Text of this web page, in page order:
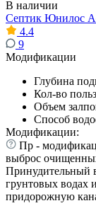
В наличии
Септик Юнилос
4.4
9
Модификации
Глубина
Кол-во
Объем
Способ
Модификации:
Пр -
выброс
Принудительный
грунтовых водах
придорожную